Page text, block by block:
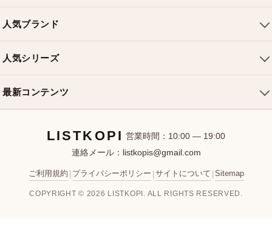
配送について
返品・交換
お問い合わせ
ショルダーバッグ
クロスボディバッグ
ミニバッグ
バケットバッグ
人気ブランド
シャネルバッグ
ディオールバッグ
人気シリーズ
最新コンテンツ
新着アイテム
ブランドカテゴリ
お客様レビュー
LISTKOPI 営業時間：10:00 — 19:00
連絡メール： listkopis@gmail.com
ご利用規約 プライバシーポリシー サイトについて Sitemap
COPYRIGHT © 2026 LISTKOPI. ALL RIGHTS RESERVED.